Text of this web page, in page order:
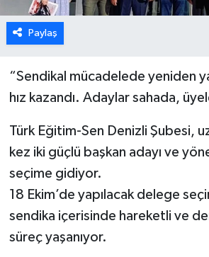
Paylaş
“Sendikal mücadelede yeniden
hız kazandı. Adaylar sahada,
Türk Eğitim-Sen Denizli Şubesi,
kez iki güçlü başkan adayı ve
seçime gidiyor.
18 Ekim’de yapılacak delege
sendika içerisinde hareketli ve
süreç yaşanıyor.